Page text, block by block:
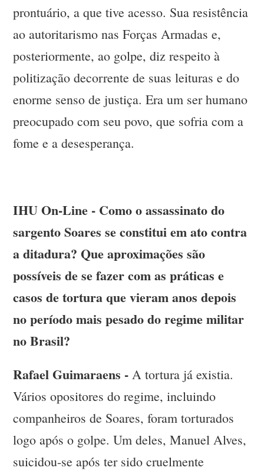
prontuário, a que tive acesso. Sua resistência
ao autoritarismo nas Forças Armadas e,
posteriormente, ao golpe, diz respeito à
politização decorrente de suas leituras e do
enorme senso de justiça. Era um ser humano
preocupado com seu povo, que sofria com a
fome e a desesperança.
IHU On-Line - Como o assassinato do
sargento Soares se constitui em ato contra
a ditadura? Que aproximações são
possíveis de se fazer com as práticas e
casos de tortura que vieram anos depois
no período mais pesado do regime militar
no Brasil?
Rafael Guimaraens -A tortura já existia.
Vários opositores do regime, incluindo
companheiros de Soares, foram torturados
logo após o golpe. Um deles, Manuel Alves,
suicidou-se após ter sido cruelmente